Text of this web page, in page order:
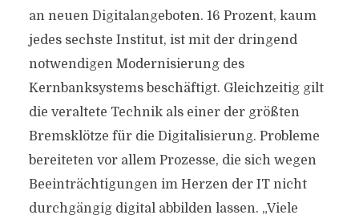
an neuen Digitalangeboten. 16 Prozent, kaum
jedes sechste Institut, ist mit der dringend
notwendigen Modernisierung des
Kernbanksystems beschäftigt. Gleichzeitig gilt
die veraltete Technik als einer der größten
Bremsklötze für die Digitalisierung. Probleme
bereiteten vor allem Prozesse, die sich wegen
Beeinträchtigungen im Herzen der IT nicht
durchgängig digital abbilden lassen. „Viele